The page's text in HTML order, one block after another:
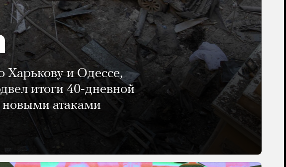
Харькову и Одессе,
итоги 40-дневной
новыми атаками